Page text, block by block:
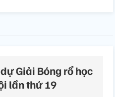
Giải Bóng rổ học
lần thứ 19